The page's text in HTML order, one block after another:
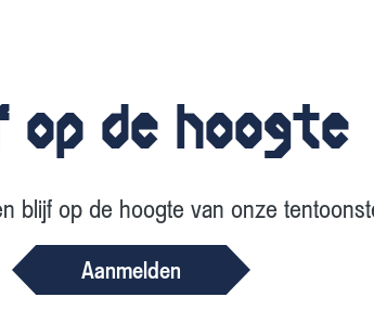
de hoogte
blijf op de hoogte van onze
Aanmelden